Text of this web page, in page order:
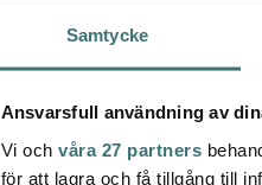
Samtycke
Ansvarsfull användning av
Vi och våra 27 partners
för att lagra och få tillgång till